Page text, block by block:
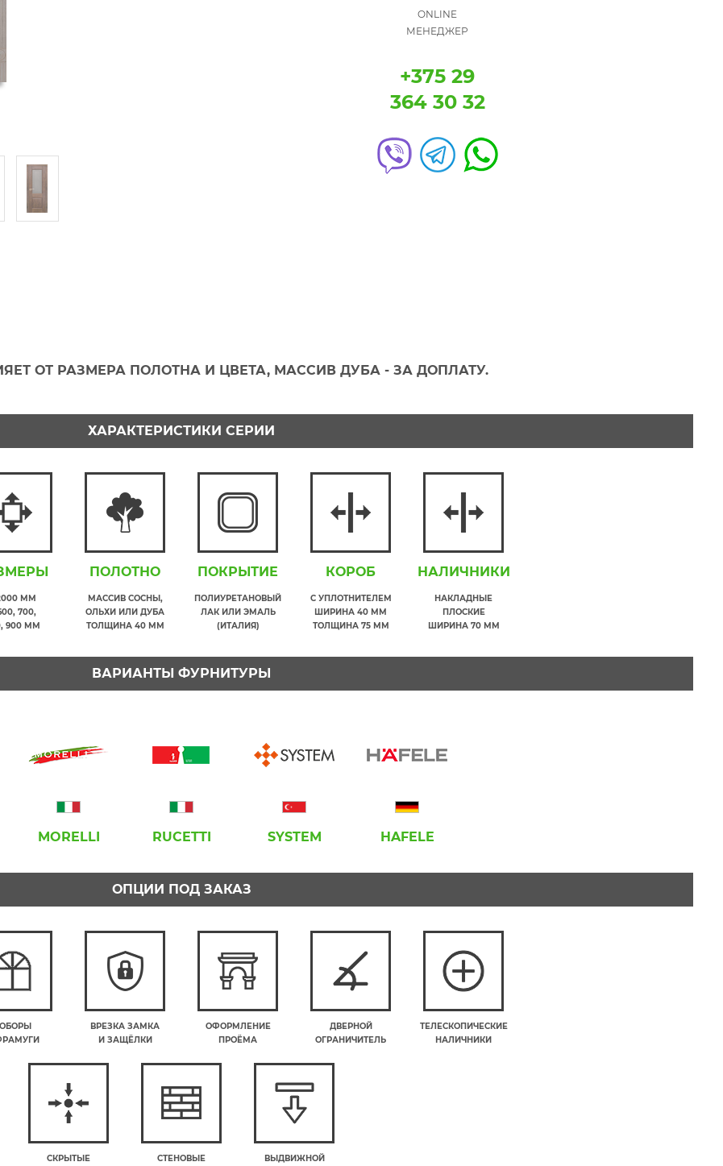
ONLINE
МЕНЕДЖЕР
+375 29
364 30 32
ОТ РАЗМЕРА ПОЛОТНА И ЦВЕТА, МАССИВ ДУБА - ЗА ДОПЛАТУ.
ХАРАКТЕРИСТИКИ СЕРИИ
ММ
700,
900 ММ
ПОЛОТНО
МАССИВ СОСНЫ,
ОЛЬХИ ИЛИ ДУБА
ТОЛЩИНА 40 ММ
ПОКРЫТИЕ
ПОЛИУРЕТАНОВЫЙ
ЛАК ИЛИ ЭМАЛЬ
(ИТАЛИЯ)
КОРОБ
С УПЛОТНИТЕЛЕМ
ШИРИНА 40 ММ
ТОЛЩИНА 75 ММ
НАЛИЧНИКИ
НАКЛАДНЫЕ
ПЛОСКИЕ
ШИРИНА 70 ММ
ВАРИАНТЫ ФУРНИТУРЫ
MORELLI RUCETTI SYSTEM HAFELE
ОПЦИИ ПОД ЗАКАЗ
ВРЕЗКА ЗАМКА
И ЗАЩЁЛКИ
ОФОРМЛЕНИЕ
ПРОЁМА
ДВЕРНОЙ
ОГРАНИЧИТЕЛЬ
ТЕЛЕСКОПИЧЕСКИЕ
НАЛИЧНИКИ
СКРЫТЫЕ
СТЕНОВЫЕ
ВЫДВИЖНОЙ